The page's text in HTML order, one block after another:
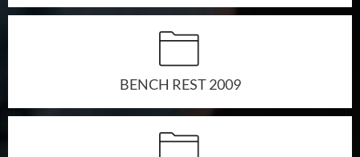
Antidoping
Gestione Rifiuti
CONTATTI
BENCH REST 2009